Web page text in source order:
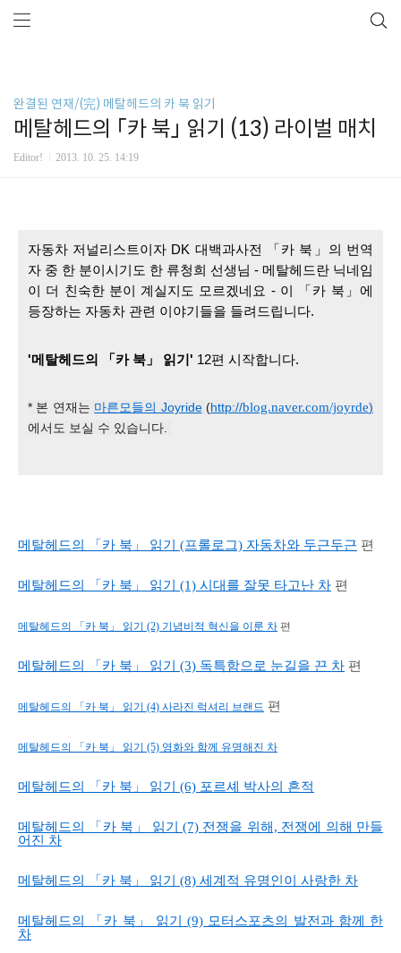
완결된 연재/(完) 메탈헤드의 카 북 읽기
메탈헤드의 「카 북」 읽기 (13) 라이벌 매치
Editor! 2013. 10. 25. 14:19
자동차 저널리스트이자 DK 대백과사전 「카 북」의 번역
자 중 한 분이시기도 한 류청희 선생님 - 메탈헤드란 닉네임
이 더 친숙한 분이 계실지도 모르겠네요 - 이 「카 북」에
등장하는 자동차 관련 이야기들을 들려드립니다.
'메탈헤드의 「카 북」 읽기' 12편 시작합니다.
* 본 연재는 마른모들의 Joyride(http://blog.naver.com/joyrde)
에서도 보실 수 있습니다.
메탈헤드의 「카 북」 읽기 (프롤로그) 자동차와 두근두근 편
메탈헤드의 「카 북」 읽기 (1) 시대를 잘못 타고난 차 편
메탈헤드의 「카 북」 읽기 (2) 기념비적 혁신을 이룬 차 편
메탈헤드의 「카 북」 읽기 (3) 독특함으로 눈길을 끈 차 편
메탈헤드의 「카 북」 읽기 (4) 사라진 럭셔리 브랜드 편
메탈헤드의 「카 북」 읽기 (5) 영화와 함께 유명해진 차
메탈헤드의 「카 북」 읽기 (6) 포르셰 박사의 흔적
메탈헤드의 「카 북」 읽기 (7) 전쟁을 위해, 전쟁에 의해 만들
어진 차
메탈헤드의 「카 북」 읽기 (8) 세계적 유명인이 사랑한 차
메탈헤드의 「카 북」 읽기 (9) 모터스포츠의 발전과 함께 한
차